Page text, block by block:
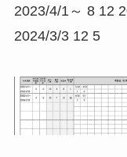
2023/4/1～ 8 12
2024/3/3 12 5